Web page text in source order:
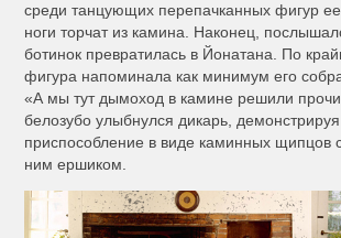
среди танцующих перепачканных фигур ее
ноги торчат из камина. Наконец,
ботинок превратилась в Йонатана. По
фигура напоминала как минимум его
«А мы тут дымоход в камине решили
белозубо улыбнулся дикарь,
приспособление в виде каминных щипцов
ним ершиком.